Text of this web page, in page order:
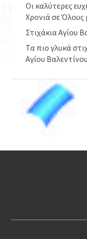
Οι καλύτερες
Χρονιά σε Όλους
Στιχάκια Αγίου
Τα πιο γλυκά
Αγίου Βαλεντίνου